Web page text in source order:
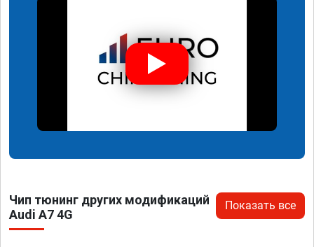
Чип тюнинг других модификаций
Audi A7 4G
Показать все